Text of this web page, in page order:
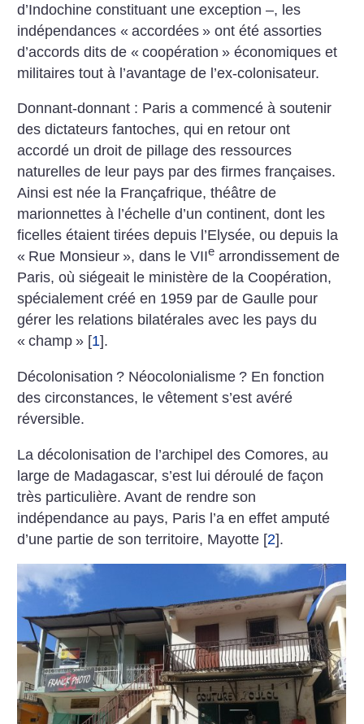
d’Indochine constituant une exception –, les
indépendances « accordées » ont été assorties
d’accords dits de « coopération » économiques et
militaires tout à l’avantage de l’ex-colonisateur.
Donnant-donnant : Paris a commencé à soutenir
des dictateurs fantoches, qui en retour ont
accordé un droit de pillage des ressources
naturelles de leur pays par des firmes françaises.
Ainsi est née la Françafrique, théâtre de
marionnettes à l’échelle d’un continent, dont les
ficelles étaient tirées depuis l’Elysée, ou depuis la
« Rue Monsieur », dans le VIIe arrondissement de
Paris, où siégeait le ministère de la Coopération,
spécialement créé en 1959 par de Gaulle pour
gérer les relations bilatérales avec les pays du
« champ » [1].
Décolonisation ? Néocolonialisme ? En fonction
des circonstances, le vêtement s’est avéré
réversible.
La décolonisation de l’archipel des Comores, au
large de Madagascar, s’est lui déroulé de façon
très particulière. Avant de rendre son
indépendance au pays, Paris l’a en effet amputé
d’une partie de son territoire, Mayotte [2].